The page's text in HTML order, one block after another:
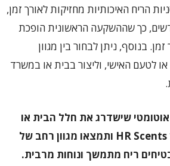
הריח האיכותיות מחזיקות לאורך זמן,
כך שההשקעה הראשונית הופכת
בנוסף, ניתן לבחור בין מגוון
לטעם האישי, וליצור בבית או במשרד
אוטומטי שישדרג את חלל הבית או
ותמצאו מגוון רחב של
ריח מתמשך ונוחות מרבית.